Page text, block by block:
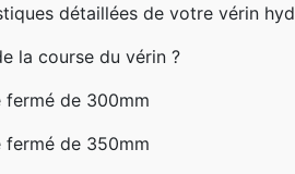
détaillées de votre vérin
la course du vérin ?
fermé de 300mm
fermé de 350mm